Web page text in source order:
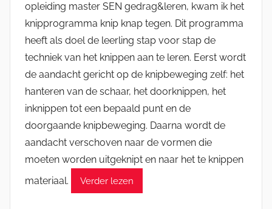
opleiding master SEN gedrag&leren, kwam ik het
knipprogramma knip knap tegen. Dit programma
heeft als doel de leerling stap voor stap de
techniek van het knippen aan te leren. Eerst wordt
de aandacht gericht op de knipbeweging zelf: het
hanteren van de schaar, het doorknippen, het
inknippen tot een bepaald punt en de
doorgaande knipbeweging. Daarna wordt de
aandacht verschoven naar de vormen die
moeten worden uitgeknipt en naar het te knippen
materiaal.
Verder lezen